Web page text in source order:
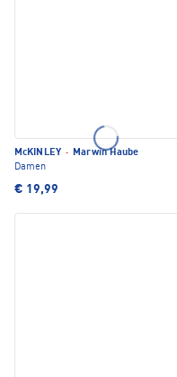
McKINLEY · Marwin Haube
Damen
€ 19,99